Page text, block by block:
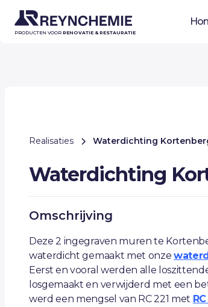
PRODUCTEN VOOR RENOVATIE & RESTAURATIE
Realisaties Waterdichting
Waterdichting
Omschrijving
Deze 2 ingegraven muren te
waterdicht gemaakt met onze
Eerst en vooral werden alle
losgemaakt en verwijderd met een
werd een mengsel van RC 221 met